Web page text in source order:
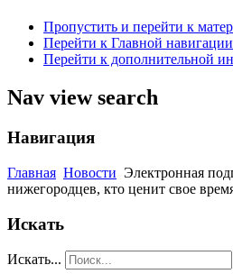
Пропустить и перейти к
Перейти к Главной
Перейти к дополнительной
Nav view search
Навигация
Главная Новости Электронная
нижегородцев, кто ценит свое
Искать
Искать...